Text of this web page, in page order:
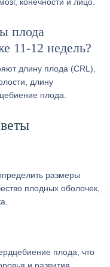
плода
11-12 недель?
длину плода (CRL),
длину
плода.
размеры
плодных оболочек,
плода, что